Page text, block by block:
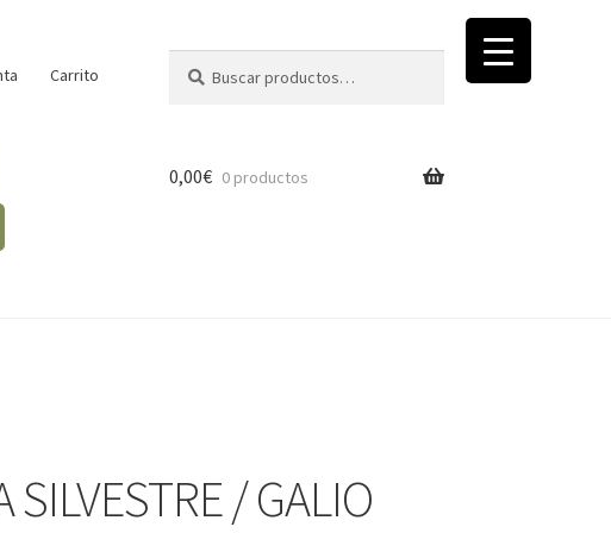
Carrito
por:
0,00€ 0 productos
SILVESTRE / GALIO